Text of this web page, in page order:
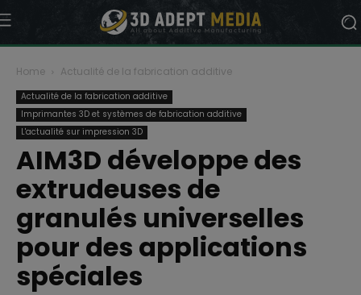
Home Actualité de la fabrication additive
Actualité de la fabrication additive
Imprimantes 3D et systèmes de fabrication additive
L'actualité sur impression 3D
AIM3D développe des
extrudeuses de
granulés universelles
pour des applications
spéciales